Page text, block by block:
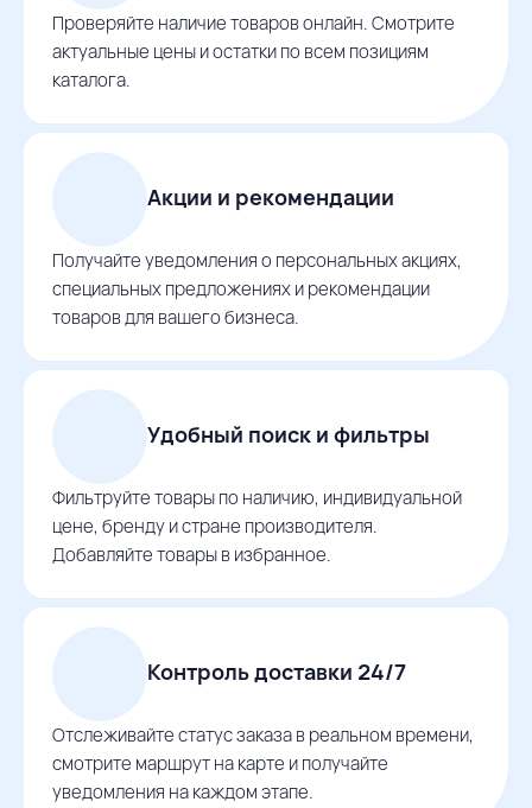
Проверяйте наличие товаров онлайн. Смотрите
актуальные цены и остатки по всем позициям
каталога.
Акции и рекомендации
Получайте уведомления о персональных акциях,
специальных предложениях и рекомендации
товаров для вашего бизнеса.
Удобный поиск и фильтры
Фильтруйте товары по наличию, индивидуальной
цене, бренду и стране производителя.
Добавляйте товары в избранное.
Контроль доставки 24/7
Отслеживайте статус заказа в реальном времени,
смотрите маршрут на карте и получайте
уведомления на каждом этапе.